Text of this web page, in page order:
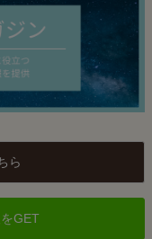
ら
GET